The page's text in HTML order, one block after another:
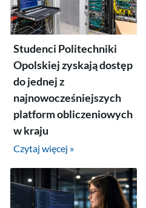
Studenci Politechniki
Opolskiej zyskają dostęp
do jednej z
najnowocześniejszych
platform obliczeniowych
w kraju
Czytaj więcej »